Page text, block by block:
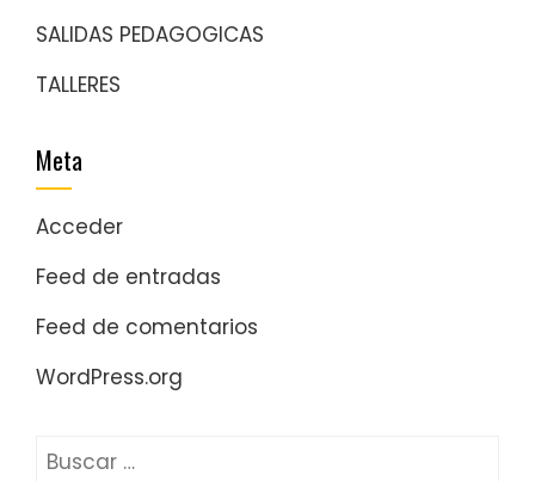
SALIDAS PEDAGOGICAS
TALLERES
Meta
Acceder
Feed de entradas
Feed de comentarios
WordPress.org